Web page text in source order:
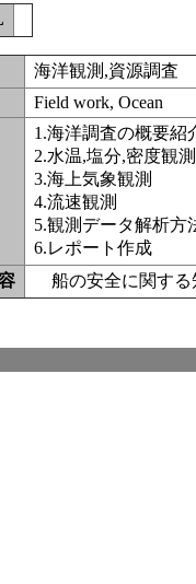
海洋観測,資源調査
Field work, Ocean
1.海洋調査の概要紹
2.水温,塩分,密度観測
3.海上気象観測
4.流速観測
5.観測データ解析方
6.レポート作成
船の安全に関する